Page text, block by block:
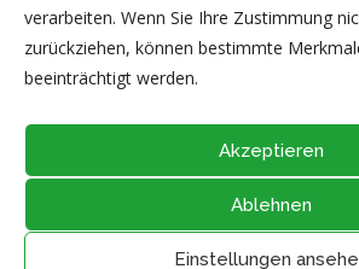
verarbeiten. Wenn Sie Ihre Zustimmung
zurückziehen, können bestimmte
beeinträchtigt werden.
Akzeptieren
Ablehnen
Einstellungen
frauengruppe-
Telefon: 0 36 77 / 89 29
@2026 - Alle Rechte vorbehalten durch
DATENSCHUTZ|Thüringer